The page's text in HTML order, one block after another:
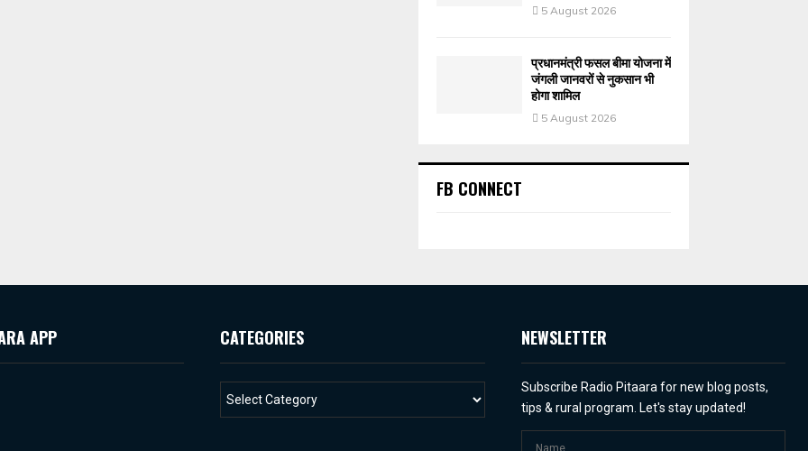
5 August 2026
प्रधानमंत्री फसल बीमा योजना में
जंगली जानवरों से नुकसान भी
होगा शामिल
5 August 2026
FB CONNECT
APP CATEGORIES NEWSLETTER
Subscribe Radio Pitaara for new blog posts,
tips & rural program. Let's stay updated!